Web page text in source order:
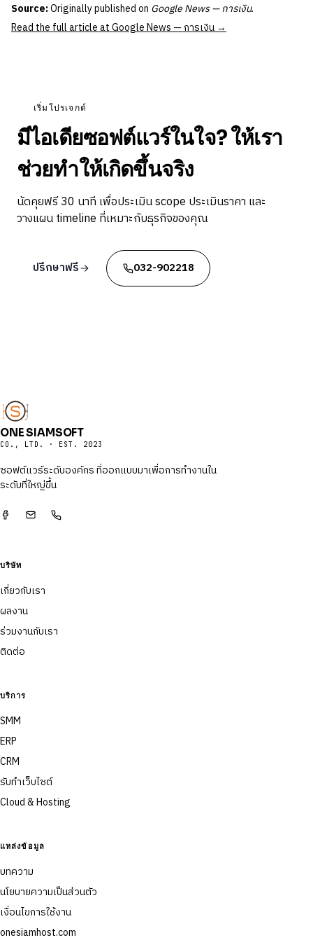
Source:Originally published on Google News — การเงิน.
Read the full article at Google News — การเงิน →
เริ่มโปรเจกต์
มีไอเดียซอฟต์แวร์ในใจ? ให้เรา
ช่วยทำให้เกิดขึ้นจริง
นัดคุยฟรี 30 นาที เพื่อประเมิน scope ประเมินราคา และ
วางแผน timeline ที่เหมาะกับธุรกิจของคุณ
ปรึกษาฟรี 032-902218
ONE SIAMSOFT
CO., LTD. · EST. 2023
ซอฟต์แวร์ระดับองค์กร ที่ออกแบบมาเพื่อการทำงานใน
ระดับที่ใหญ่ขึ้น
บริษัท
เกี่ยวกับเรา
ผลงาน
ร่วมงานกับเรา
ติดต่อ
บริการ
SMM
ERP
CRM
รับทำเว็บไซต์
Cloud & Hosting
แหล่งข้อมูล
บทความ
นโยบายความเป็นส่วนตัว
เงื่อนไขการใช้งาน
onesiamhost.com